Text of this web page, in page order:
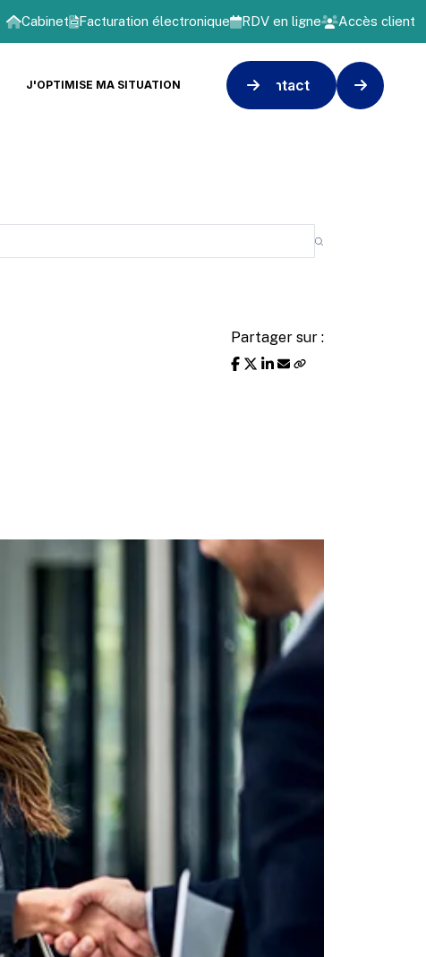
Cabinet Facturation électronique RDV en ligne Accès client
J'OPTIMISE MA SITUATION Contact
Partager sur :